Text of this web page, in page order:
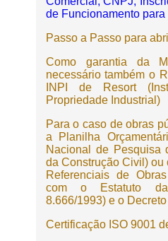
de Funcionamento para
Passo a Passo para
Como garantia da
necessário também o
INPI de Resort
Propriedade Industrial)
Para o caso de obras
a Planilha
Nacional de Pesquisa
da Construção Civil) ou
Referenciais de
com o Estatuto
8.666/1993) e o
Certificação ISO 9001